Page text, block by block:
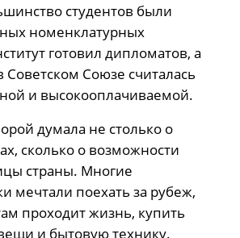
студентов были
номенклатурных
готовил дипломатов, а
Советском Союзе считалась
и высокооплачиваемой.
думала не столько о
сколько о возможности
страны. Многие
мечтали поехать за рубеж,
проходит жизнь, купить
и бытовую технику.